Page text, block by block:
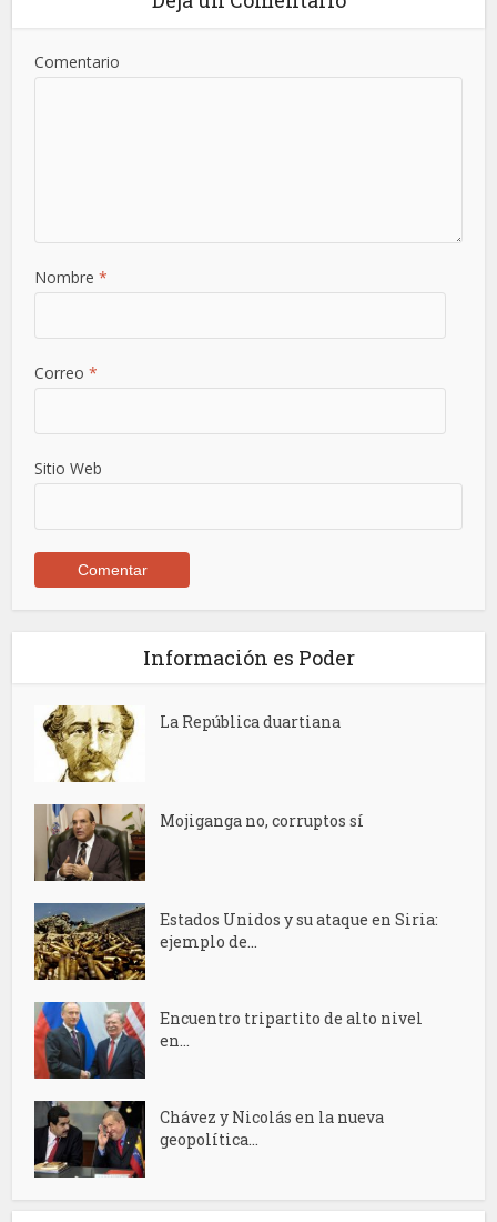
Comentario
Nombre *
Correo *
Sitio Web
Información es Poder
La República duartiana
Mojiganga no, corruptos sí
Estados Unidos y su ataque en Siria:
ejemplo de...
Encuentro tripartito de alto nivel
‎en...
Chávez y Nicolás en la nueva
geopolítica...